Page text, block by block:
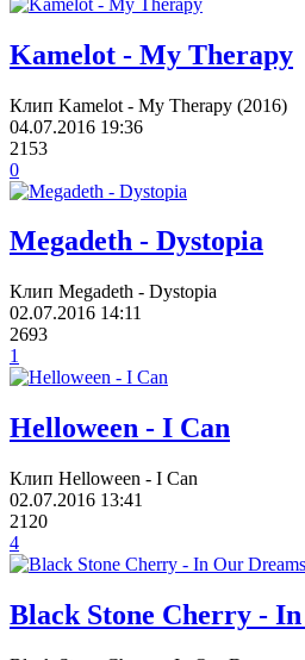
Kamelot - My Therapy
Клип Kamelot - My Therapy (2016)
04.07.2016 19:36
2153
0
Megadeth - Dystopia
Клип Megadeth - Dystopia
02.07.2016 14:11
2693
1
Helloween - I Can
Клип Helloween - I Can
02.07.2016 13:41
2120
4
Black Stone Cherry -